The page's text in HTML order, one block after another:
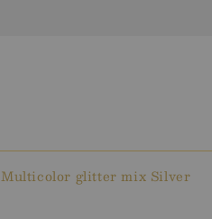
Multicolor glitter mix Silver